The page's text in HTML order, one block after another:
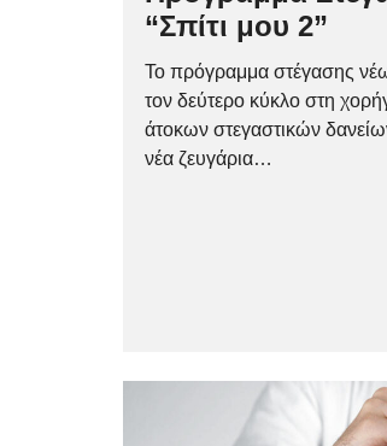
“Σπίτι μου 2”
Το πρόγραμμα στέγασης
τον δεύτερο κύκλο στη
άτοκων στεγαστικών
νέα ζευγάρια…